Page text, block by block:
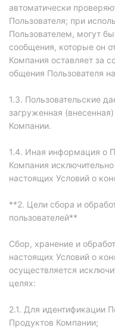
автоматически
Пользователя; при
Пользователем, могут
сообщения, которые он
Компания оставляет за
общения Пользователя
1.3. Пользовательские
загруженная
Компании.
1.4. Иная информация о
Компания
настоящих Условий о
**2. Цели сбора и
пользователей**
Сбор, хранение и
настоящих Условий о
осуществляется
целях:
2.1. Для идентификации
Продуктов Компании;